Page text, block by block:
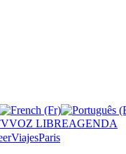
VOZ LIBREAGENDA
ViajesParis